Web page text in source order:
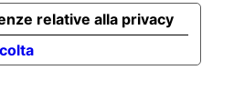
relative alla privacy